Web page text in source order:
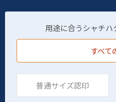
用途に合うシャチハ
すべて
普通サイズ認印